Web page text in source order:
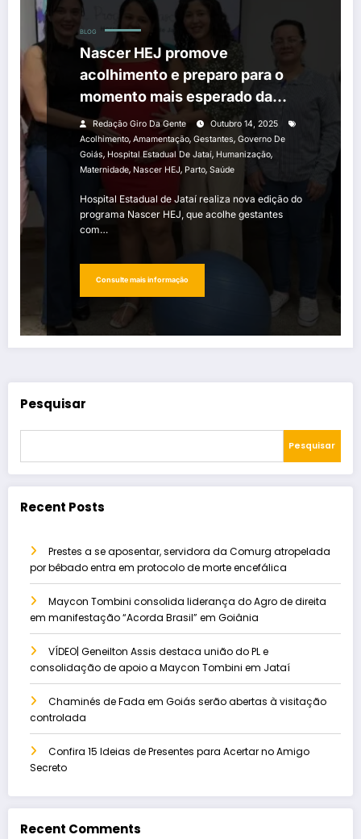
BLOG
Nascer HEJ promove
acolhimento e preparo para o
momento mais esperado da
maternidade
Redação Giro Da Gente
Outubro 14, 2025
Acolhimento, Amamentação, Gestantes, Governo De
Goiás, Hospital Estadual De Jataí, Humanização,
Maternidade, Nascer HEJ, Parto, Saúde
Hospital Estadual de Jataí realiza nova edição do
programa Nascer HEJ, que acolhe gestantes
com…
Consulte mais informação
Pesquisar
Pesquisar
Recent Posts
Prestes a se aposentar, servidora da Comurg atropelada
por bêbado entra em protocolo de morte encefálica
Maycon Tombini consolida liderança do Agro de direita
em manifestação “Acorda Brasil” em Goiânia
VÍDEO| Geneilton Assis destaca união do PL e
consolidação de apoio a Maycon Tombini em Jataí
Chaminés de Fada em Goiás serão abertas à visitação
controlada
Confira 15 Ideias de Presentes para Acertar no Amigo
Secreto
Recent Comments